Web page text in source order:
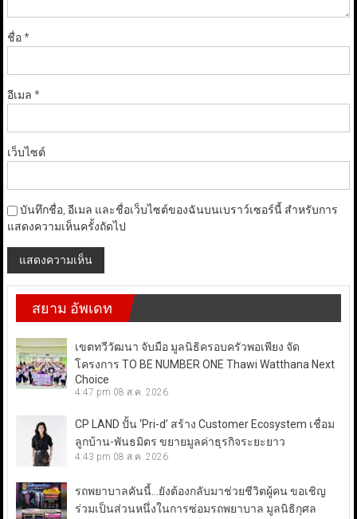
ชื่อ*
อีเมล *
เว็บไซต์
บันทึกชื่อ, อีเมล และชื่อเว็บไซต์ของฉันบนเบราว์เซอร์นี้ สำหรับการ
แสดงความเห็นครั้งถัดไป
สยาม อัพเดท
เขตทวีวัฒนา จับมือ มูลนิธิครอบครัวพอเพียง จัด
โครงการ TO BE NUMBER ONE Thawi Watthana Next
Choice
4:47 pm 08 ส.ค. 2026
CP LAND ปั้น ‘Pri-d’ สร้าง Customer Ecosystem เชื่อม
ลูกบ้าน-พันธมิตร ขยายมูลค่าธุรกิจระยะยาว
4:43 pm 08 ส.ค. 2026
รถพยาบาลคันนี้…ยังต้องกลับมาช่วยชีวิตผู้คน ขอเชิญ
ร่วมเป็นส่วนหนึ่งในการซ่อมรถพยาบาล มูลนิธิกุศล